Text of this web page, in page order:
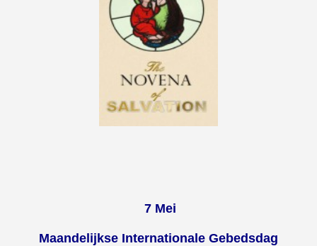
7 Mei
Maandelijkse Internationale Gebedsdag